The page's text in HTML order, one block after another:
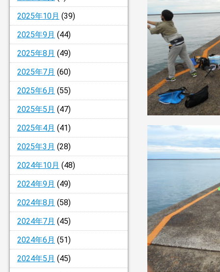
2025年10月 (39)
2025年9月 (44)
2025年8月 (49)
2025年7月 (60)
2025年6月 (55)
2025年5月 (47)
2025年4月 (41)
2025年3月 (28)
2024年10月 (48)
2024年9月 (49)
2024年8月 (58)
2024年7月 (45)
2024年6月 (51)
2024年5月 (45)